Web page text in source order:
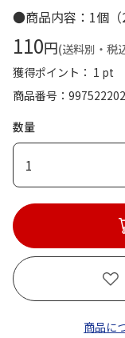
●商品内容：1個
110円(送料別・税
獲得ポイント： 1 pt
商品番号
数量
1
商品に